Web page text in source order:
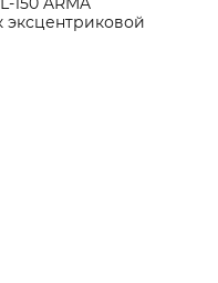
эксцентриковой